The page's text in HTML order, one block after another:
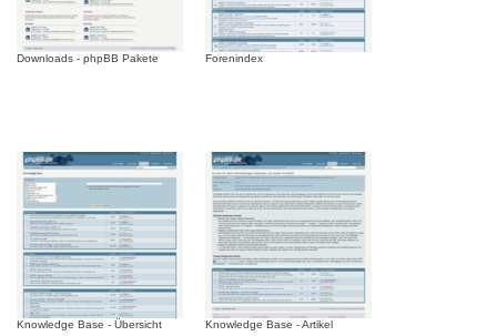
Downloads - phpBB Pakete Forenindex
Knowledge Base - Übersicht Knowledge Base - Artikel